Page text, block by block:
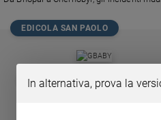
Fede
spiritualità
Devozione
EDICOLA SAN PAOLO
❮
€ 34,80 € 21,90 37%
€
In alternativa, prova la